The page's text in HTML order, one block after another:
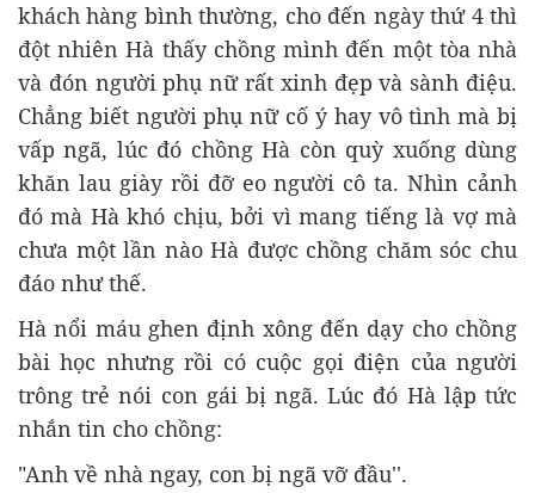
khách hàng bình thường, cho đến ngày thứ 4 thì
đột nhiên Hà thấy chồng mình đến một tòa nhà
và đón người phụ nữ rất xinh đẹp và sành điệu.
Chẳng biết người phụ nữ cố ý hay vô tình mà bị
vấp ngã, lúc đó chồng Hà còn quỳ xuống dùng
khăn lau giày rồi đỡ eo người cô ta. Nhìn cảnh
đó mà Hà khó chịu, bởi vì mang tiếng là vợ mà
chưa một lần nào Hà được chồng chăm sóc chu
đáo như thế.
Hà nổi máu ghen định xông đến dạy cho chồng
bài học nhưng rồi có cuộc gọi điện của người
trông trẻ nói con gái bị ngã. Lúc đó Hà lập tức
nhắn tin cho chồng:
"Anh về nhà ngay, con bị ngã vỡ đầu''.